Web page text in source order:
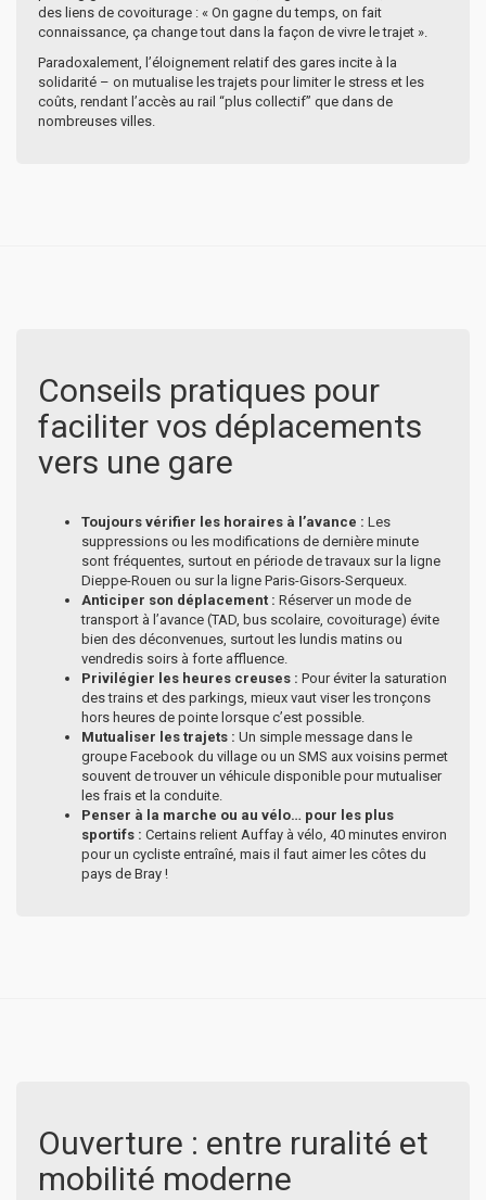
des liens de covoiturage : « On gagne du temps, on fait
connaissance, ça change tout dans la façon de vivre le trajet ».
Paradoxalement, l’éloignement relatif des gares incite à la
solidarité – on mutualise les trajets pour limiter le stress et les
coûts, rendant l’accès au rail “plus collectif” que dans de
nombreuses villes.
Conseils pratiques pour
faciliter vos déplacements
vers une gare
Toujours vérifier les horaires à l’avance : Les
suppressions ou les modifications de dernière minute
sont fréquentes, surtout en période de travaux sur la ligne
Dieppe-Rouen ou sur la ligne Paris-Gisors-Serqueux.
Anticiper son déplacement : Réserver un mode de
transport à l’avance (TAD, bus scolaire, covoiturage) évite
bien des déconvenues, surtout les lundis matins ou
vendredis soirs à forte affluence.
Privilégier les heures creuses : Pour éviter la saturation
des trains et des parkings, mieux vaut viser les tronçons
hors heures de pointe lorsque c’est possible.
Mutualiser les trajets : Un simple message dans le
groupe Facebook du village ou un SMS aux voisins permet
souvent de trouver un véhicule disponible pour mutualiser
les frais et la conduite.
Penser à la marche ou au vélo… pour les plus
sportifs : Certains relient Auffay à vélo, 40 minutes environ
pour un cycliste entraîné, mais il faut aimer les côtes du
pays de Bray !
Ouverture : entre ruralité et
mobilité moderne